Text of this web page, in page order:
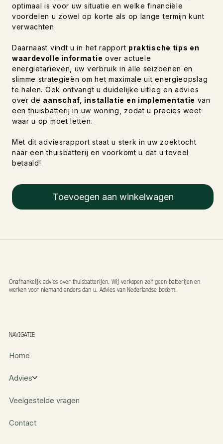
optimaal is voor uw situatie en welke financiële
voordelen u zowel op korte als op lange termijn kunt
verwachten.
Daarnaast vindt u in het rapport praktische tips en
waardevolle informatie over actuele
energietarieven, uw verbruik in alle seizoenen en
slimme strategieën om het maximale uit energieopslag
te halen. Ook ontvangt u duidelijke uitleg en advies
over de aanschaf, installatie en implementatie van
een thuisbatterij in uw woning, zodat u precies weet
waar u op moet letten.
Met dit adviesrapport staat u sterk in uw zoektocht
naar een thuisbatterij en voorkomt u dat u teveel
betaald!
Toevoegen aan winkelwagen
NAVIGATIE
Onafhankelijk advies over thuisbatterijen. Wij verkopen zelf geen batterijen en
werken voor niemand anders dan u. Advies van Nederlandse bodem!
Home
Advies
Veelgestelde vragen
Contact